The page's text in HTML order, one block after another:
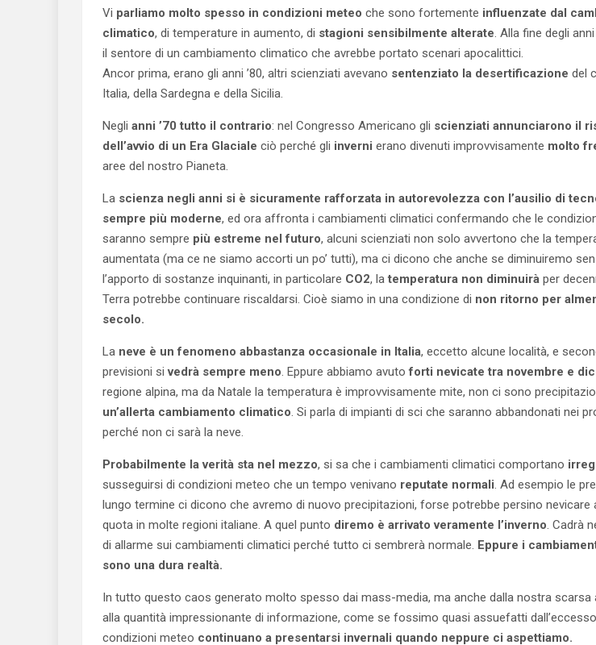
Vi parliamo molto spesso in condizioni meteo che sono fortemente influenzate dal
climatico, di temperature in aumento, di stagioni sensibilmente alterate. Alla fine degli anni
il sentore di un cambiamento climatico che avrebbe portato scenari apocalittici.
Ancor prima, erano gli anni ’80, altri scienziati avevano sentenziato la desertificazione del
Italia, della Sardegna e della Sicilia.
Negli anni ’70 tutto il contrario: nel Congresso Americano gli scienziati annunciarono il
dell’avvio di un Era Glaciale ciò perché gli inverni erano divenuti improvvisamente molto
aree del nostro Pianeta.
La scienza negli anni si è sicuramente rafforzata in autorevolezza con l’ausilio di
sempre più moderne, ed ora affronta i cambiamenti climatici confermando che le
saranno sempre più estreme nel futuro, alcuni scienziati non solo avvertono che la
aumentata (ma ce ne siamo accorti un po’ tutti), ma ci dicono che anche se diminuiremo
l’apporto di sostanze inquinanti, in particolare CO2, latemperatura non diminuirà per
Terra potrebbe continuare riscaldarsi. Cioè siamo in una condizione di non ritorno per
secolo.
La neve è un fenomeno abbastanza occasionale in Italia, eccetto alcune località, e
previsioni sivedrà sempre meno. Eppure abbiamo avutoforti nevicate tra novembre e
regione alpina, ma da Natale la temperatura è improvvisamente mite, non ci sono
un’allerta cambiamento climatico. Si parla di impianti di sci che saranno abbandonati nei
perché non ci sarà la neve.
Probabilmente la verità sta nel mezzo, si sa che i cambiamenti climatici comportano
susseguirsi di condizioni meteo che un tempo venivano reputate normali. Ad esempio le
lungo termine ci dicono che avremo di nuovo precipitazioni, forse potrebbe persino nevicare
quota in molte regioni italiane. A quel punto diremo è arrivato veramente l’inverno. Cadrà
di allarme sui cambiamenti climatici perché tutto ci sembrerà normale. Eppure i
sono una dura realtà.
In tutto questo caos generato molto spesso dai mass-media, ma anche dalla nostra scarsa
alla quantità impressionante di informazione, come se fossimo quasi assuefatti
condizioni meteo continuano a presentarsi invernali quando neppure ci aspettiamo.